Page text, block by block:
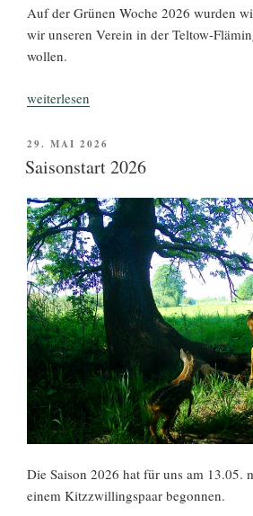
Auf der Grünen Woche 2026 wurden
wir unseren Verein in der Teltow-
wollen.
„Rehkitzrettung
e.
V.
der
Teltow-
Fläming
App“
weiterlesen
VERÖFFENTLICHT
AM
29. MAI 2026
Saisonstart 2026
Die Saison 2026 hat für uns am 13.05.
einem Kitzzwillingspaar begonnen.